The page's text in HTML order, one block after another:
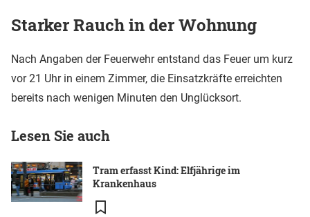
Starker Rauch in der Wohnung
Nach Angaben der Feuerwehr entstand das Feuer um kurz
vor 21 Uhr in einem Zimmer, die Einsatzkräfte erreichten
bereits nach wenigen Minuten den Unglücksort.
Lesen Sie auch
Tram erfasst Kind: Elfjährige im
Krankenhaus